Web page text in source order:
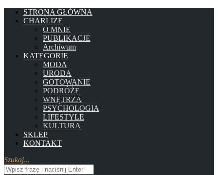
STRONA GŁÓWNA
CHARLIZE
O MNIE
PUBLIKACJE
Archiwum
KATEGORIE
MODA
URODA
GOTOWANIE
PODRÓŻE
WNĘTRZA
PSYCHOLOGIA
LIFESTYLE
KULTURA
SKLEP
KONTAKT
Szukaj...